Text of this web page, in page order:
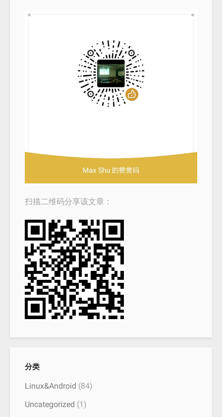
扫描二维码分享该文章：
分类
Linux&Android (84)
Uncategorized (1)